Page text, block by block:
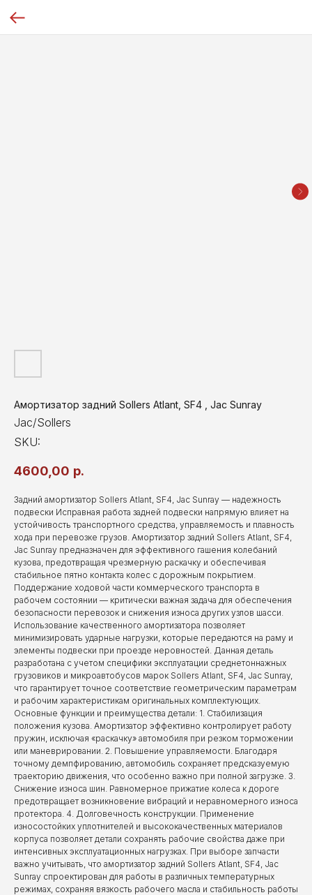
Амортизатор задний Sollers Atlant, SF4 , Jac Sunray
Jac/Sollers
SKU:
4600,00 р.
Задний амортизатор Sollers Atlant, SF4, Jac Sunray — надежность
подвески Исправная работа задней подвески напрямую влияет на
устойчивость транспортного средства, управляемость и плавность
хода при перевозке грузов. Амортизатор задний Sollers Atlant, SF4,
Jac Sunray предназначен для эффективного гашения колебаний
кузова, предотвращая чрезмерную раскачку и обеспечивая
стабильное пятно контакта колес с дорожным покрытием.
Поддержание ходовой части коммерческого транспорта в
рабочем состоянии — критически важная задача для обеспечения
безопасности перевозок и снижения износа других узлов шасси.
Использование качественного амортизатора позволяет
минимизировать ударные нагрузки, которые передаются на раму и
элементы подвески при проезде неровностей. Данная деталь
разработана с учетом специфики эксплуатации среднетоннажных
грузовиков и микроавтобусов марок Sollers Atlant, SF4, Jac Sunray,
что гарантирует точное соответствие геометрическим параметрам
и рабочим характеристикам оригинальных комплектующих.
Основные функции и преимущества детали: 1. Стабилизация
положения кузова. Амортизатор эффективно контролирует работу
пружин, исключая «раскачку» автомобиля при резком торможении
или маневрировании. 2. Повышение управляемости. Благодаря
точному демпфированию, автомобиль сохраняет предсказуемую
траекторию движения, что особенно важно при полной загрузке. 3.
Снижение износа шин. Равномерное прижатие колеса к дороге
предотвращает возникновение вибраций и неравномерного износа
протектора. 4. Долговечность конструкции. Применение
износостойких уплотнителей и высококачественных материалов
корпуса позволяет детали сохранять рабочие свойства даже при
интенсивных эксплуатационных нагрузках. При выборе запчасти
важно учитывать, что амортизатор задний Sollers Atlant, SF4, Jac
Sunray спроектирован для работы в различных температурных
режимах, сохраняя вязкость рабочего масла и стабильность работы